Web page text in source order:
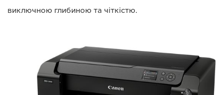
виключною глибиною та чіткістю.